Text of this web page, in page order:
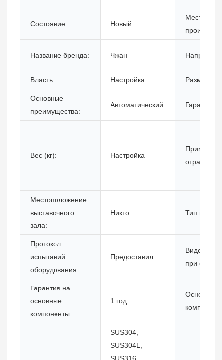
Состояние: Новый
Место
Название бренда: Чжан
Власть: Настройка Размеры
Основные
преимущества:
Автоматический Гарантия:
Вес (кг): Настройка
отрасли:
Местоположение
выставочного
зала:
Никто Тип
Протокол
испытаний
оборудования:
Предоставил
при
Гарантия на
основные
компоненты:
1 год
Основные
SUS304,
SUS304L,
SUS316,